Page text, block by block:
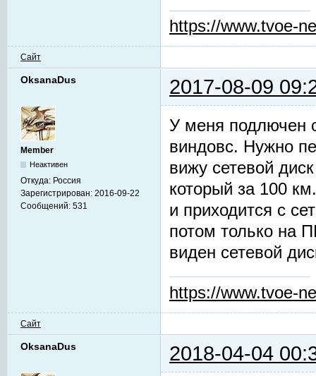
https://www.tvoe-
Сайт
OksanaDus 2017-08-09
Member
Неактивен
Откуда: Россия
Зарегистрирован: 2016-09-22
Сообщений: 531
У меня подлючен
виндовс. Нужно
вижу сетевой
который за 100
и приходится с
потом только на
виден сетевой
https://www.tvoe-
Сайт
OksanaDus 2018-04-04